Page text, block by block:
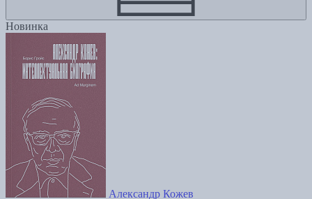
Новинка
Александр Кожев